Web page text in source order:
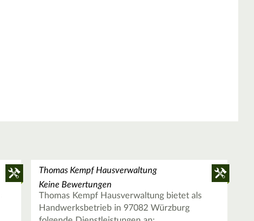
Thomas Kempf Hausverwaltung
Keine Bewertungen
Thomas Kempf Hausverwaltung bietet als
Handwerksbetrieb in 97082 Würzburg